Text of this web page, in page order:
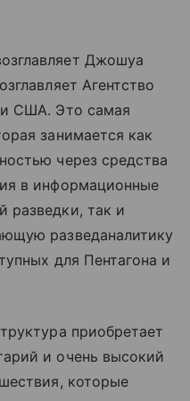
Джошуа
Агентство
США. Это самая
занимается как
через средства
в информационные
разведки, так и
разведаналитику
для Пентагона и
приобретает
и очень высокий
которые